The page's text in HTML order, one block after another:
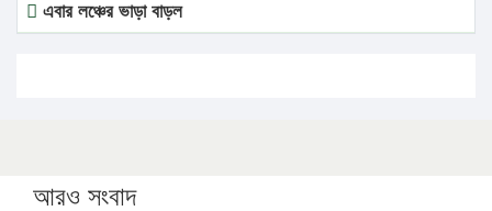
এবার লঞ্চের ভাড়া বাড়ল
সারা দেশে বজ্রাঘাতে ১৪ জনের প্রাণহানি
আরও সংবাদ